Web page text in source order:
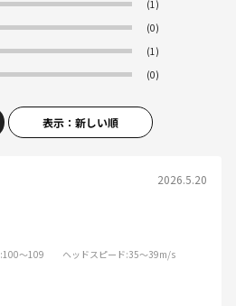
(1)
(0)
(1)
(0)
表示：新しい順
2026.5.20
:100～109 ヘッドスピード:35～39m/s